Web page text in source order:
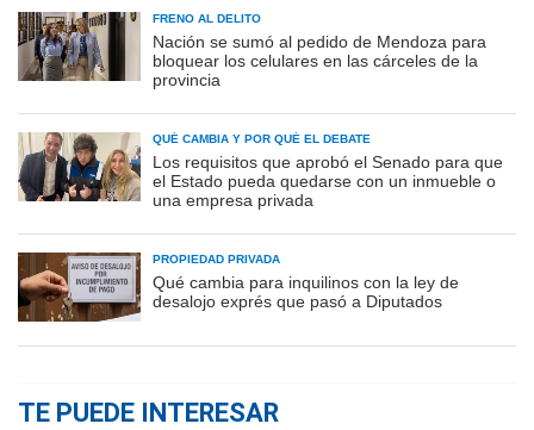
FRENO AL DELITO
Nación se sumó al pedido de Mendoza para
bloquear los celulares en las cárceles de la
provincia
QUÉ CAMBIA Y POR QUÉ EL DEBATE
Los requisitos que aprobó el Senado para que
el Estado pueda quedarse con un inmueble o
una empresa privada
PROPIEDAD PRIVADA
Qué cambia para inquilinos con la ley de
desalojo exprés que pasó a Diputados
TE PUEDE INTERESAR